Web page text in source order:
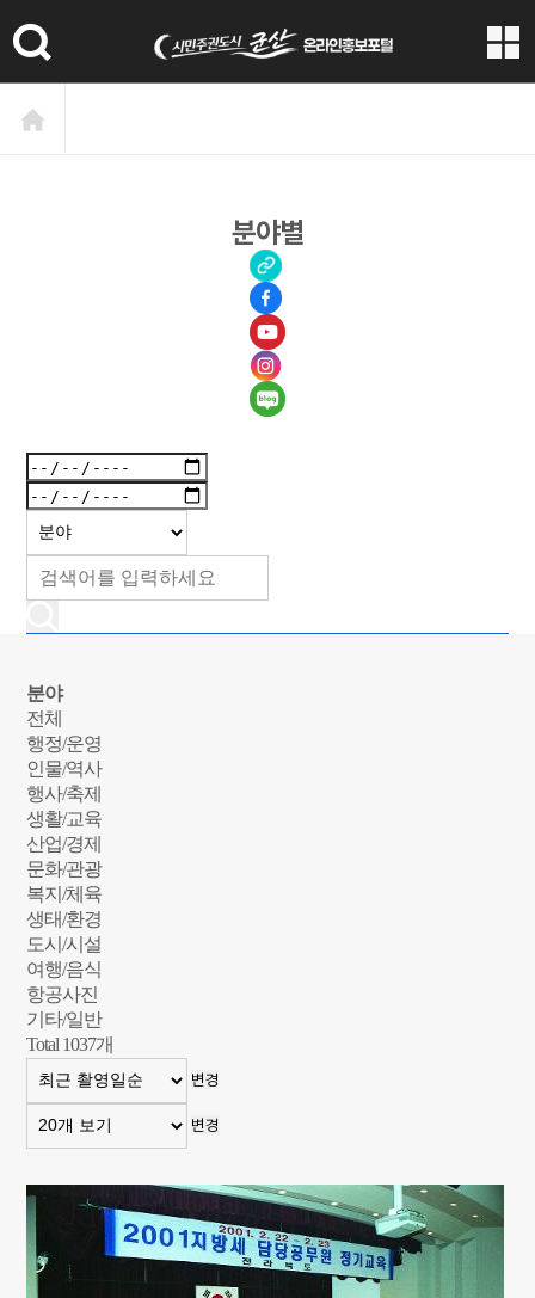
분야별
분야
전체
행정/운영
인물/역사
행사/축제
생활/교육
산업/경제
문화/관광
복지/체육
생태/환경
도시/시설
여행/음식
항공사진
기타/일반
Total 1037개
변경
변경